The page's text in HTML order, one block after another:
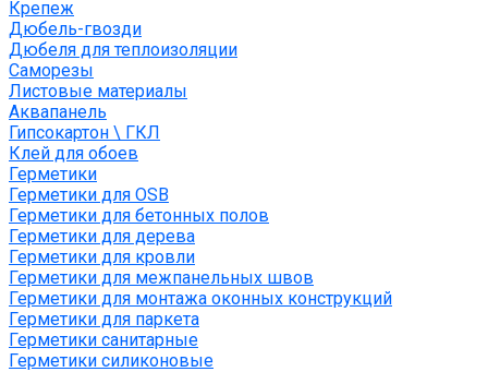
Крепеж
Дюбель-гвозди
Дюбеля для теплоизоляции
Саморезы
Листовые материалы
Аквапанель
Гипсокартон \ ГКЛ
Клей для обоев
Герметики
Герметики для OSB
Герметики для бетонных полов
Герметики для дерева
Герметики для кровли
Герметики для межпанельных швов
Герметики для монтажа оконных конструкций
Герметики для паркета
Герметики санитарные
Герметики силиконовые